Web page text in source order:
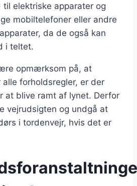
til elektriske apparater og
mobiltelefoner eller andre
da de også kan
i teltet.
opmærksom på, at
alle forholdsregler, er der
at blive ramt af lynet. Derfor
vejrudsigten og undgå at
i tordenvejr, hvis det er